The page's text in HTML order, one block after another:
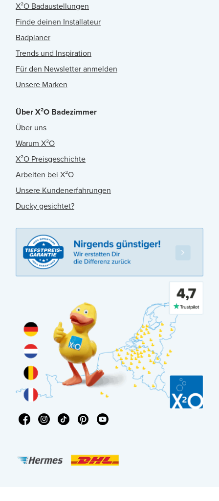
X²O Badaustellungen
Finde deinen Installateur
Badplaner
Trends und Inspiration
Für den Newsletter anmelden
Unsere Marken
Über X²O Badezimmer
Über uns
Warum X²O
X²O Preisgeschichte
Arbeiten bei X²O
Unsere Kundenerfahrungen
Ducky gesichtet?